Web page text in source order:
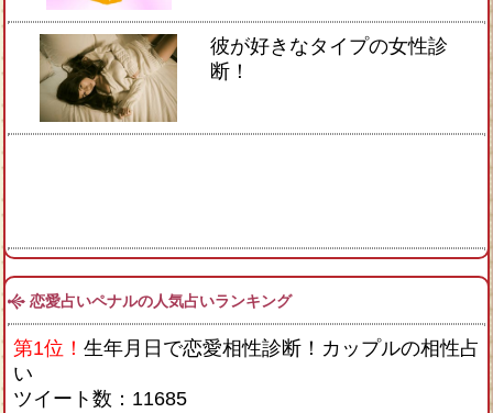
彼が好きなタイプの女性診
断！
恋愛占いペナルの人気占いランキング
第1位！ 生年月日で恋愛相性診断！カップルの相性占
い
ツイート数：11685